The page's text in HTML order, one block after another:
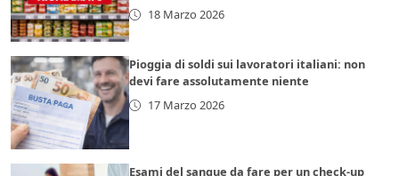
18 Marzo 2026
Pioggia di soldi sui lavoratori italiani: non
devi fare assolutamente niente
17 Marzo 2026
Esami del sangue da fare per un check-up